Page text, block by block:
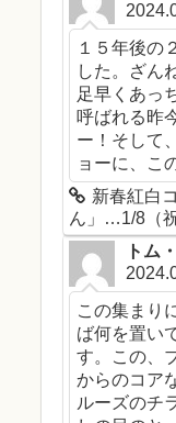
１５年後の
した。ざん
足早くあっ
呼ばれる昨
ー！そして
ョーに、こ
新春紅白
ん」…1/8（
トム
この集まり
ば何を置い
す。この、
からのコア
ルーズのチ